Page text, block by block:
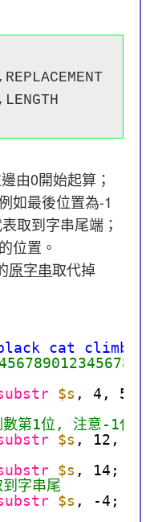
由0開始起算；
如最後位置為-1
取到字串尾端；
位置。
原字串取代掉
cat
$s , 4,
第1位, 注意-1代表
$s , 12,
$s ,
字串尾
$s , -